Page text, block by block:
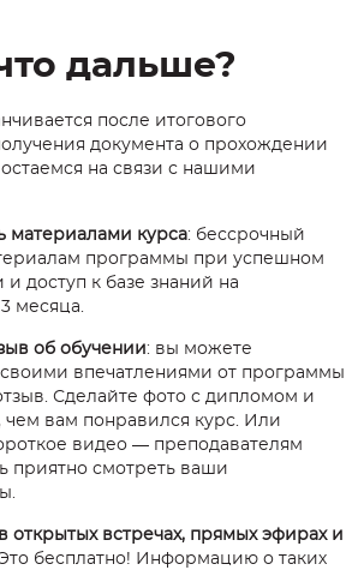
дальше?
после итогового
документа о прохождении
на связи с нашими
материалами курса: бессрочный
программы при успешном
и доступ к базе знаний на
месяца.
об обучении: вы можете
своими впечатлениями от программы
Сделайте фото с дипломом и
чем вам понравился курс. Или
видео — преподавателям
приятно смотреть ваши
открытых встречах, прямых эфирах и
бесплатно! Информацию о таких